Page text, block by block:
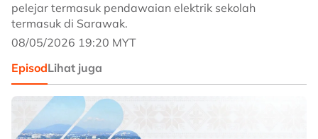
pelejar termasuk pendawaian elektrik sekolah
termasuk di Sarawak.
08/05/2026 19:20 MYT
EpisodLihat juga